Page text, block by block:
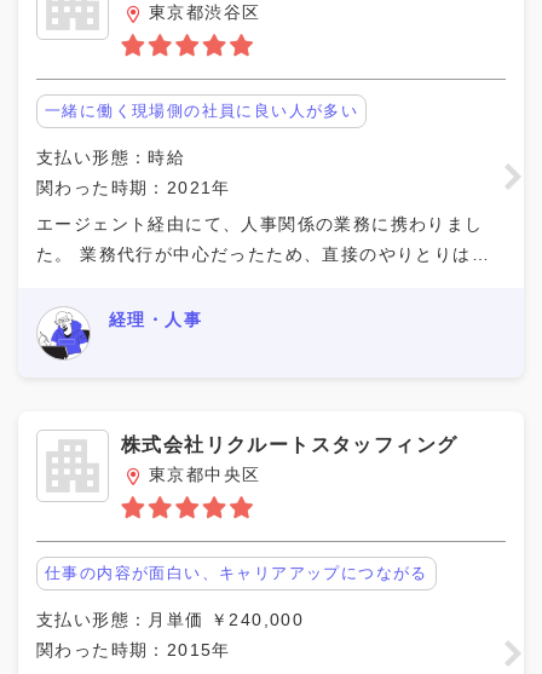
東京都渋谷区
一緒に働く現場側の社員に良い人が多い
支払い形態：時給
関わった時期：2021年
エージェント経由にて、人事関係の業務に携わりまし
た。 業務代行が中心だったため、直接のやりとりは少
ただことで、業務理解がしやすくスムーズに業務に取り
経理・人事
株式会社リクルートスタッフィング
東京都中央区
仕事の内容が面白い、キャリアアップにつながる
支払い形態：月単価 ￥240,000
関わった時期：2015年